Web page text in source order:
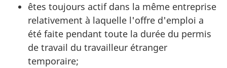
êtes toujours actif dans la même entreprise
relativement à laquelle l'offre d'emploi a
été faite pendant toute la durée du permis
de travail du travailleur étranger
temporaire;